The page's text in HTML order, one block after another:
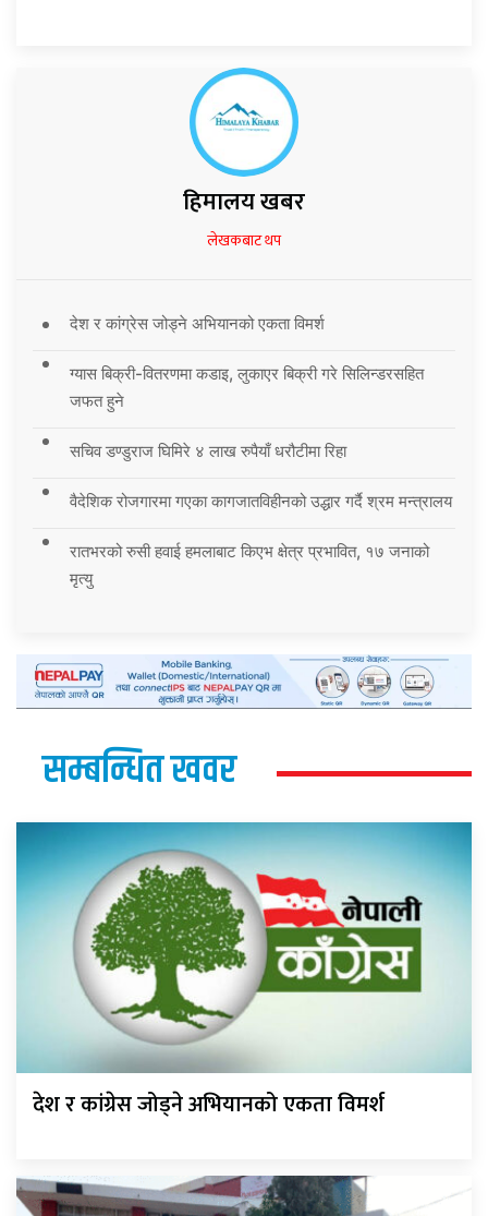
हिमालय खबर
लेखकबाट थप
देश र कांग्रेस जोड्ने अभियानको एकता विमर्श
ग्यास बिक्री-वितरणमा कडाइ, लुकाएर बिक्री गरे सिलिन्डरसहित
जफत हुने
सचिव डण्डुराज घिमिरे ४ लाख रुपैयाँ धरौटीमा रिहा
वैदेशिक रोजगारमा गएका कागजातविहीनको उद्धार गर्दै श्रम मन्त्रालय
रातभरको रुसी हवाई हमलाबाट किएभ क्षेत्र प्रभावित, १७ जनाको
मृत्यु
सम्बन्धित खवर
देश र कांग्रेस जोड्ने अभियानको एकता विमर्श